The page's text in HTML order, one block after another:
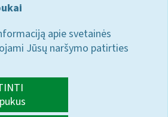
apie svetainės
Jūsų naršymo patirties